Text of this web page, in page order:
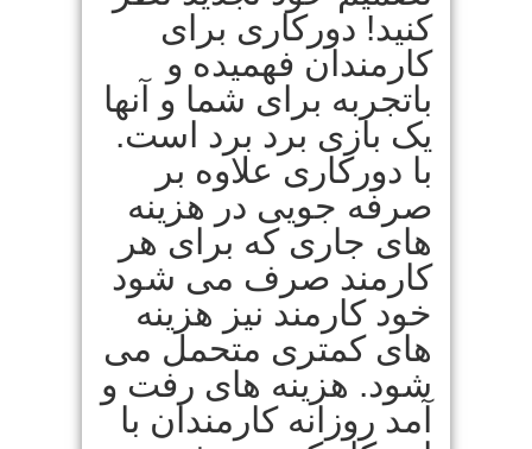
کنید! دورکاری برای
کارمندان فهمیده و
باتجربه برای شما و آنها
یک بازی برد برد است.
با دورکاری علاوه بر
صرفه جویی در هزینه
های جاری که برای هر
کارمند صرف می شود
خود کارمند نیز هزینه
های کمتری متحمل می
شود. هزینه های رفت و
آمد روزانه کارمندان با